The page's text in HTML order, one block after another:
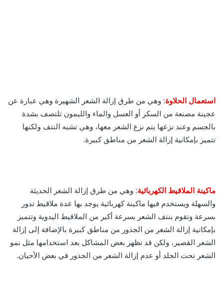
استعمال الحلاوة: وهي من طرق إزالة الشعر الشهيرة وهي عبارة عن
عجينة مصنعة من السكر أو العسل والماء والليمون تلتصف بشدة
بالجسم وعند نزعها يتم نزع الشعر معها، وهي تشبه النتف ولكنها
تتميز بإمكانية إزالة الشعر من مناطق كبيرة.
ماكينة الملاقيط الكهربائية: وهي من طرق إزالة الشعر الحديثة
والسهلة ويستخدم فيها ماكينة كهربائية يوجد بها عدة ملاقيط تدور
بسرعة وتقوم بنتف الشعر بسرعة أكبر من الملاقيط اليدوية وتتميز
بإمكانية إزالة الشعر من الجذور من مناطق كبيرة بالإضافة إلى إزالة
الشعر القصير، ولكن قد تظهر بعض المشاكل بعد استخدامها مثل نمو
الشعر تحت الجلد أو عدم إزالة الشعر من الجذور في بعض الأحيان.